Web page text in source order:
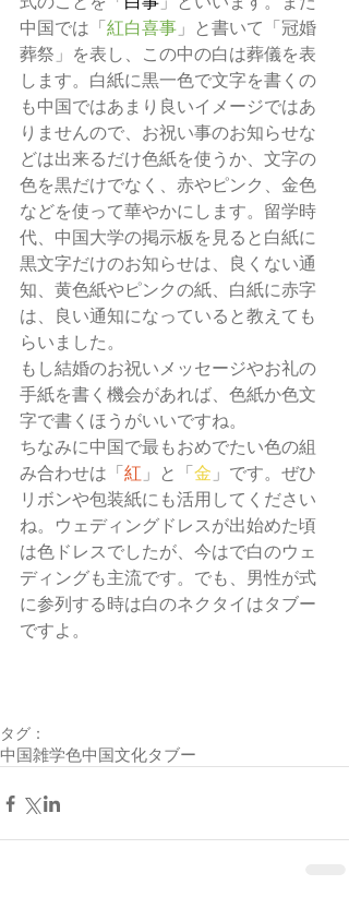
中国では「 紅白喜事」と書いて「冠婚
葬祭」を表し、この中の白は葬儀を表
します。白紙に黒一色で文字を書くの
も中国ではあまり良いイメージではあ
りませんので、お祝い事のお知らせな
どは出来るだけ色紙を使うか、文字の
色を黒だけでなく、赤やピンク、金色
などを使って華やかにします。留学時
代、中国大学の掲示板を見ると白紙に
黒文字だけのお知らせは、良くない通
知、黄色紙やピンクの紙、白紙に赤字
は、良い通知になっていると教えても
らいました。
もし結婚のお祝いメッセージやお礼の
手紙を書く機会があれば、色紙か色文
字で書くほうがいいですね。
ちなみに中国で最もおめでたい色の組
み合わせは「 紅」と「 金」です。ぜひ
リボンや包装紙にも活用してください
ね。ウェディングドレスが出始めた頃
は色ドレスでしたが、今はで白のウェ
ディングも主流です。でも、男性が式
に参列する時は白のネクタイはタブー
ですよ。
タグ：
中国雑学色中国文化タブー